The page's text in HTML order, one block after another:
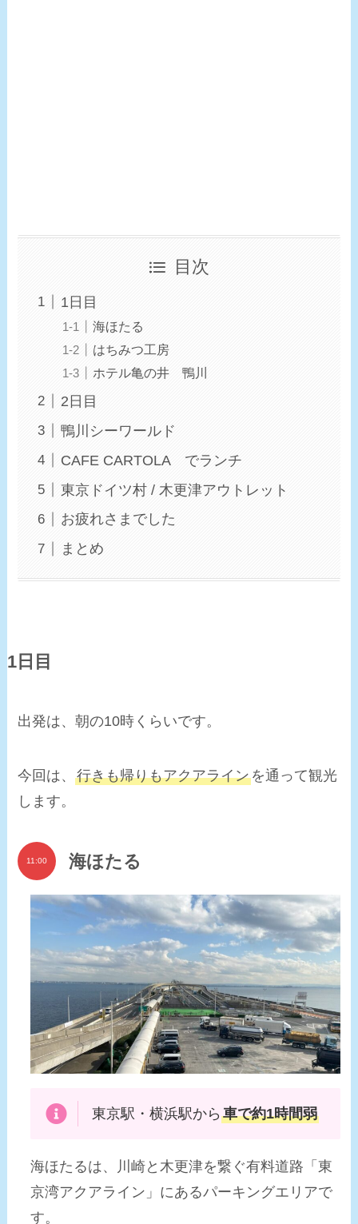
目次
1日目
海ほたる
はちみつ工房
ホテル亀の井 鴨川
2日目
鴨川シーワールド
CAFE CARTOLA でランチ
東京ドイツ村 / 木更津アウトレット
お疲れさまでした
まとめ
1日目
出発は、朝の10時くらいです。
今回は、行きも帰りもアクアラインを通って観光
します。
11:00 海ほたる
東京駅・横浜駅から 車で約1時間弱
海ほたるは、川崎と木更津を繋ぐ有料道路「東
京湾アクアライン」にあるパーキングエリアで
す。